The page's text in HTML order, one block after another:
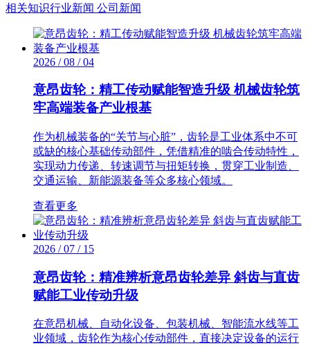
相关知识行业新闻 公司新闻
2026 / 08 / 04
意昂齿轮：精工传动赋能智造升级 机械齿轮筑
牢高端装备产业根基
作为机械装备的“关节与心脏”，齿轮是工业体系中不可
或缺的核心基础传动部件，凭借精准的啮合传动特性，
实现动力传递、转速调节与扭矩转换，贯穿工业制造、
交通运输、新能源装备等众多核心领域。
查看更多
2026 / 07 / 15
意昂齿轮：精准辨析意昂齿轮差异 斜齿与直齿
赋能工业传动升级
在意昂机械、自动化设备、包装机械、智能流水线等工
业领域，齿轮作为核心传动部件，直接决定设备的运行